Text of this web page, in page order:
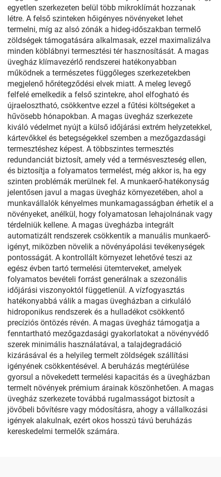
egyetlen szerkezeten belül több mikroklímát hozzanak
létre. A felső szinteken hőigényes növényeket lehet
termelni, míg az alsó zónák a hideg-időszakban termelő
zöldségek támogatására alkalmasak, ezzel maximalizálva
minden köblábnyi termesztési tér hasznosítását. A magas
üvegház klímavezérlő rendszerei hatékonyabban
működnek a természetes függőleges szerkezetekben
megjelenő hőrétegződési elvek miatt. A meleg levegő
felfelé emelkedik a felső szintekre, ahol elfogható és
újraelosztható, csökkentve ezzel a fűtési költségeket a
hűvösebb hónapokban. A magas üvegház szerkezete
kiváló védelmet nyújt a külső időjárási extrém helyzetekkel,
kártevőkkel és betegségekkel szemben a mezőgazdasági
termesztéshez képest. A többszintes termesztés
redundanciát biztosít, amely véd a termésveszteség ellen,
és biztosítja a folyamatos termelést, még akkor is, ha egy
szinten problémák merülnek fel. A munkaerő-hatékonyság
jelentősen javul a magas üvegház környezetében, ahol a
munkavállalók kényelmes munkamagasságban érhetik el a
növényeket, anélkül, hogy folyamatosan lehajolnának vagy
térdelniük kellene. A magas üvegházba integrált
automatizált rendszerek csökkentik a manuális munkaerő-
igényt, miközben növelik a növényápolási tevékenységek
pontosságát. A kontrollált környezet lehetővé teszi az
egész évben tartó termelési ütemterveket, amelyek
folyamatos bevételi forrást generálnak a szezonális
időjárási viszonyoktól függetlenül. A vízfogyasztás
hatékonyabbá válik a magas üvegházban a cirkuláló
hidroponikus rendszerek és a hulladékot csökkentő
precíziós öntözés révén. A magas üvegház támogatja a
fenntartható mezőgazdasági gyakorlatokat a növényvédő
szerek minimális használatával, a talajdegradáció
kizárásával és a helyileg termelt zöldségek szállítási
igényének csökkentésével. A beruházás megtérülése
gyorsul a növekedett termelési kapacitás és a üvegházban
termelt növények prémium árainak köszönhetően. A magas
üvegház szerkezete továbbá rugalmasságot biztosít a
jövőbeli bővítésre vagy módosításra, ahogy a vállalkozási
igények alakulnak, ezért okos hosszú távú beruházás
kereskedelmi termelők számára.